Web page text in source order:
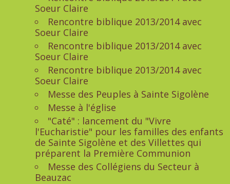
Soeur Claire
Rencontre biblique 2013/2014 avec
Soeur Claire
Rencontre biblique 2013/2014 avec
Soeur Claire
Rencontre biblique 2013/2014 avec
Soeur Claire
Messe des Peuples à Sainte Sigolène
Messe à l'église
"Caté" : lancement du "Vivre
l'Eucharistie" pour les familles des enfants
de Sainte Sigolène et des Villettes qui
préparent la Première Communion
Messe des Collégiens du Secteur à
Beauzac